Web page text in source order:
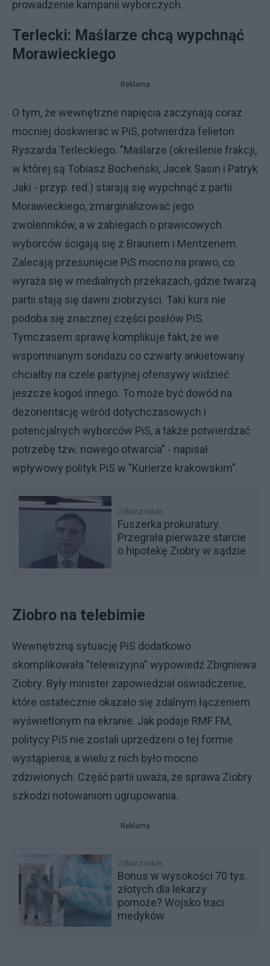
prowadzenie kampanii wyborczych.
Terlecki: Maślarze chcą wypchnąć
Morawieckiego
Reklama
O tym, że wewnętrzne napięcia zaczynają coraz
mocniej doskwierać w PiS, potwierdza felieton
Ryszarda Terleckiego. "Maślarze (określenie frakcji,
w której są Tobiasz Bocheński, Jacek Sasin i Patryk
Jaki - przyp. red.) starają się wypchnąć z partii
Morawieckiego, zmarginalizować jego
zwolenników, a w zabiegach o prawicowych
wyborców ścigają się z Braunem i Mentzenem.
Zalecają przesunięcie PiS mocno na prawo, co
wyraża się w medialnych przekazach, gdzie twarzą
partii stają się dawni ziobrzyści. Taki kurs nie
podoba się znacznej części posłów PiS.
Tymczasem sprawę komplikuje fakt, że we
wspomnianym sondażu co czwarty ankietowany
chciałby na czele partyjnej ofensywy widzieć
jeszcze kogoś innego. To może być dowód na
dezorientację wśród dotychczasowych i
potencjalnych wyborców PiS, a także potwierdzać
potrzebę tzw. nowego otwarcia" - napisał
wpływowy polityk PiS w "Kurierze krakowskim".
Zobacz także
Fuszerka prokuratury.
Przegrała pierwsze starcie
o hipotekę Ziobry w sądzie
Ziobro na telebimie
Wewnętrzną sytuację PiS dodatkowo
skomplikowała "telewizyjna” wypowiedź Zbigniewa
Ziobry. Były minister zapowiedział oświadczenie,
które ostatecznie okazało się zdalnym łączeniem
wyświetlonym na ekranie. Jak podaje RMF FM,
politycy PiS nie zostali uprzedzeni o tej formie
wystąpienia, a wielu z nich było mocno
zdziwionych. Część partii uważa, że sprawa Ziobry
szkodzi notowaniom ugrupowania.
Reklama
Zobacz także
Bonus w wysokości 70 tys.
złotych dla lekarzy
pomoże? Wojsko traci
medyków